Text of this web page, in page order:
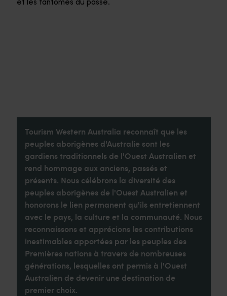
Tourism Western Australia reconnaît que les
peuples aborigènes d'Australie sont les
gardiens traditionnels de l'Ouest Australien et
rend hommage aux anciens, passés et
présents. Nous célébrons la diversité des
peuples aborigènes de l'Ouest Australien et
honorons le lien permanent qu'ils entretiennent
avec le pays, la culture et la communauté. Nous
reconnaissons et apprécions les contributions
inestimables apportées par les peuples des
Premières nations à travers de nombreuses
générations, lesquelles ont permis à l'Ouest
Australien de devenir une destination de
premier choix.